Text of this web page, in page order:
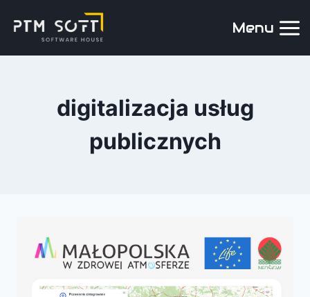
Menu
digitalizacja usług
publicznych